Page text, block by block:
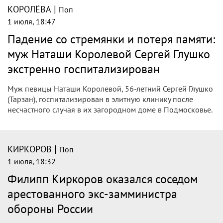
КОРОЛЁВА | Поп
1 июля, 18:47
Падение со стремянки и потеря памяти:
муж Наташи Королевой Сергей Глушко
экстренно госпитализирован
Муж певицы Наташи Королевой, 56-летний Сергей Глушко
(Тарзан), госпитализирован в элитную клинику после
несчастного случая в их загородном доме в Подмосковье.
КИРКОРОВ | Поп
1 июля, 18:32
Филипп Киркоров оказался соседом
арестованного экс-замминистра
обороны России